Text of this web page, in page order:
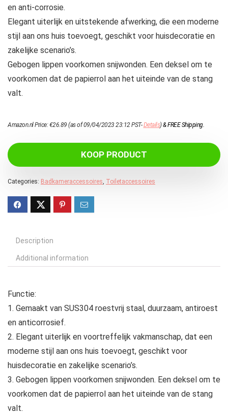
en anti-corrosie.
Elegant uiterlijk en uitstekende afwerking, die een moderne
stijl aan ons huis toevoegt, geschikt voor huisdecoratie en
zakelijke scenario’s.
Gebogen lippen voorkomen snijwonden. Een deksel om te
voorkomen dat de papierrol aan het uiteinde van de stang
valt.
Amazon.nl Price:€26.89 (as of 09/04/2023 23:12 PST-Details)&FREE Shipping.
KOOP PRODUCT
Categories: Badkameraccessoires, Toiletaccessoires
Description
Additional information
Functie:
1. Gemaakt van SUS304 roestvrij staal, duurzaam, antiroest
en anticorrosief.
2. Elegant uiterlijk en voortreffelijk vakmanschap, dat een
moderne stijl aan ons huis toevoegt, geschikt voor
huisdecoratie en zakelijke scenario’s.
3. Gebogen lippen voorkomen snijwonden. Een deksel om te
voorkomen dat de papierrol aan het uiteinde van de stang
valt.